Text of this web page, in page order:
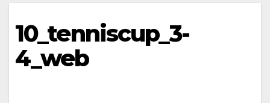
10_tenniscup_3-
4_web